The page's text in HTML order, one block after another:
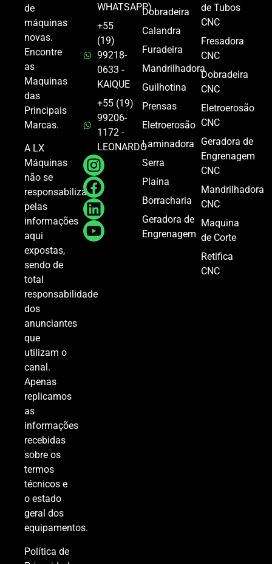
de
máquinas
novas.
Encontre
as
Maquinas
das
Principais
Marcas.
A LX
Máquinas
não se
responsabiliza
pelas
informações
aqui
expostas,
sendo de
total
responsabilidade
dos
anunciantes
que
utilizam o
canal.
Apenas
replicamos
as
informações
recebidas
sobre os
termos
técnicos e
o estado
geral dos
equipamentos.
Política de
WHATSAPP)
+55
(19)
99218-
0633 -
KAIQUE
+55 (19)
99206-
1172 -
LEONARDO
Dobradeira
Calandra
Furadeira
Mandrilhadora
Guilhotina
Prensas
Eletroerosão
Laminadora
Serra
Plaina
Borracharia
Geradora de
Engrenagem
de Tubos
CNC
Fresadora
CNC
Dobradeira
CNC
Eletroerosão
CNC
Geradora de
Engrenagem
CNC
Mandrilhadora
CNC
Maquina
de Corte
Retifica
CNC